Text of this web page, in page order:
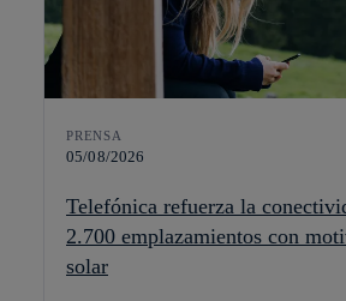
PRENSA
05/08/2026
Telefónica refuerza la
2.700 emplazamientos con
solar